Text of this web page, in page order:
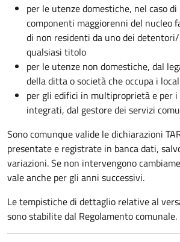
per le utenze domestiche, nel caso
componenti maggiorenni del nucleo
di non residenti da uno dei
qualsiasi titolo
per le utenze non domestiche, dal
della ditta o società che occupa i
per gli edifici in multiproprietà e per
integrati, dal gestore dei servizi
Sono comunque valide le dichiarazioni
presentate e registrate in banca dati,
variazioni. Se non intervengono
vale anche per gli anni successivi.
Le tempistiche di dettaglio relative al
sono stabilite dal Regolamento comunale.